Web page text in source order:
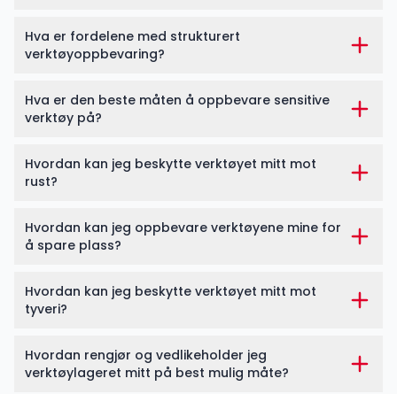
Hva er fordelene med strukturert
verktøyoppbevaring?
Hva er den beste måten å oppbevare sensitive
verktøy på?
Hvordan kan jeg beskytte verktøyet mitt mot
rust?
Hvordan kan jeg oppbevare verktøyene mine for
å spare plass?
Hvordan kan jeg beskytte verktøyet mitt mot
tyveri?
Hvordan rengjør og vedlikeholder jeg
verktøylageret mitt på best mulig måte?